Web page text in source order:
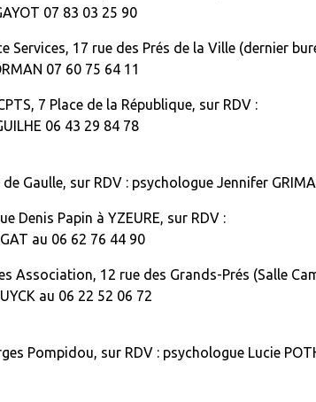
07 83 03 25 90
Services, 17 rue des Prés de la Ville (dernier
07 60 75 64 11
7 Place de la République, sur RDV :
06 43 29 84 78
Gaulle, sur RDV : psychologue Jennifer
Denis Papin à YZEURE, sur RDV :
au 06 62 76 44 90
Association, 12 rue des Grands-Prés (Salle
au 06 22 52 06 72
Pompidou, sur RDV : psychologue Lucie